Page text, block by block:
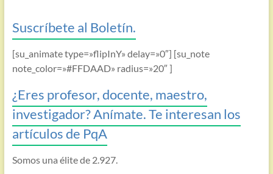
Suscríbete al Boletín.
[su_animate type=»flipInY» delay=»0″] [su_note
note_color=»#FFDAAD» radius=»20″ ]
¿Eres profesor, docente, maestro,
investigador? Anímate. Te interesan los
artículos de PqA
Somos una élite de 2.927.